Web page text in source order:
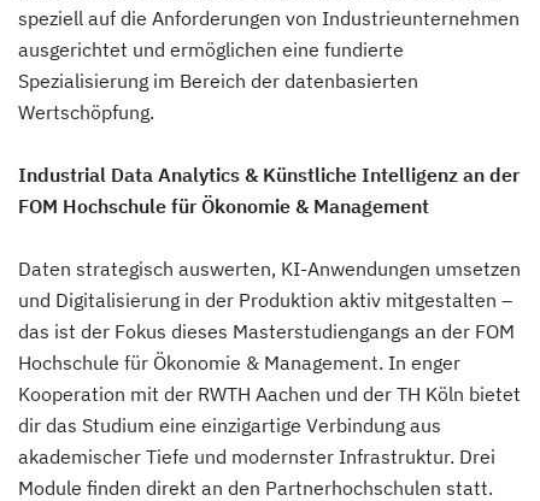
speziell auf die Anforderungen von Industrieunternehmen
ausgerichtet und ermöglichen eine fundierte
Spezialisierung im Bereich der datenbasierten
Wertschöpfung.
Industrial Data Analytics & Künstliche Intelligenz an der
FOM Hochschule für Ökonomie & Management
Daten strategisch auswerten, KI-Anwendungen umsetzen
und Digitalisierung in der Produktion aktiv mitgestalten –
das ist der Fokus dieses Masterstudiengangs an der FOM
Hochschule für Ökonomie & Management. In enger
Kooperation mit der RWTH Aachen und der TH Köln bietet
dir das Studium eine einzigartige Verbindung aus
akademischer Tiefe und modernster Infrastruktur. Drei
Module finden direkt an den Partnerhochschulen statt.